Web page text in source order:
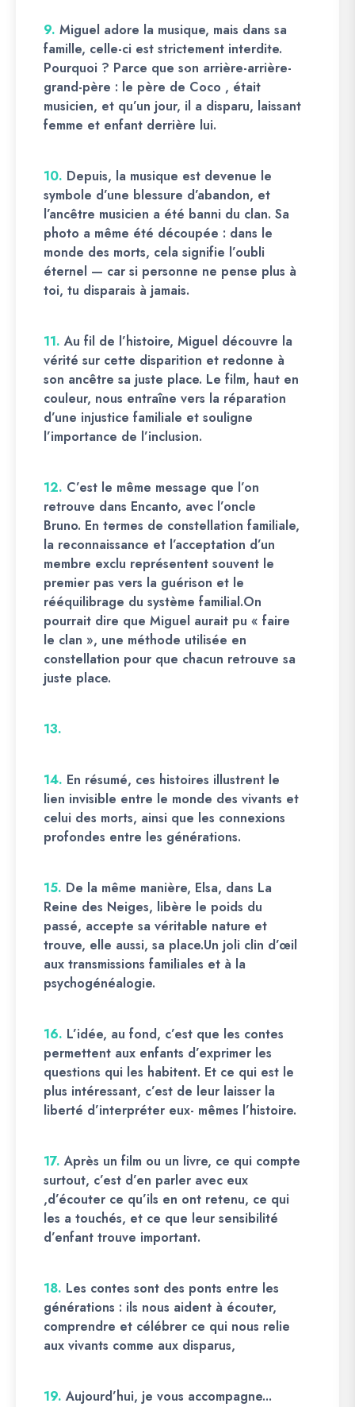
9. Miguel adore la musique, mais dans sa
famille, celle-ci est strictement interdite.
Pourquoi ? Parce que son arrière-arrière-
grand-père : le père de Coco , était
musicien, et qu’un jour, il a disparu, laissant
femme et enfant derrière lui.
10. Depuis, la musique est devenue le
symbole d’une blessure d’abandon, et
l’ancêtre musicien a été banni du clan. Sa
photo a même été découpée : dans le
monde des morts, cela signifie l’oubli
éternel — car si personne ne pense plus à
toi, tu disparais à jamais.
11. Au fil de l’histoire, Miguel découvre la
vérité sur cette disparition et redonne à
son ancêtre sa juste place. Le film, haut en
couleur, nous entraîne vers la réparation
d’une injustice familiale et souligne
l’importance de l’inclusion.
12. C’est le même message que l’on
retrouve dans Encanto, avec l’oncle
Bruno. En termes de constellation familiale,
la reconnaissance et l’acceptation d’un
membre exclu représentent souvent le
premier pas vers la guérison et le
rééquilibrage du système familial.On
pourrait dire que Miguel aurait pu « faire
le clan », une méthode utilisée en
constellation pour que chacun retrouve sa
juste place.
13.
14. En résumé, ces histoires illustrent le
lien invisible entre le monde des vivants et
celui des morts, ainsi que les connexions
profondes entre les générations.
15. De la même manière, Elsa, dans La
Reine des Neiges, libère le poids du
passé, accepte sa véritable nature et
trouve, elle aussi, sa place.Un joli clin d’œil
aux transmissions familiales et à la
psychogénéalogie.
16. L’idée, au fond, c’est que les contes
permettent aux enfants d’exprimer les
questions qui les habitent. Et ce qui est le
plus intéressant, c’est de leur laisser la
liberté d’interpréter eux- mêmes l’histoire.
17. Après un film ou un livre, ce qui compte
surtout, c’est d’en parler avec eux
,d’écouter ce qu’ils en ont retenu, ce qui
les a touchés, et ce que leur sensibilité
d’enfant trouve important.
18. Les contes sont des ponts entre les
générations : ils nous aident à écouter,
comprendre et célébrer ce qui nous relie
aux vivants comme aux disparus,
19. Aujourd’hui, je vous accompagne...